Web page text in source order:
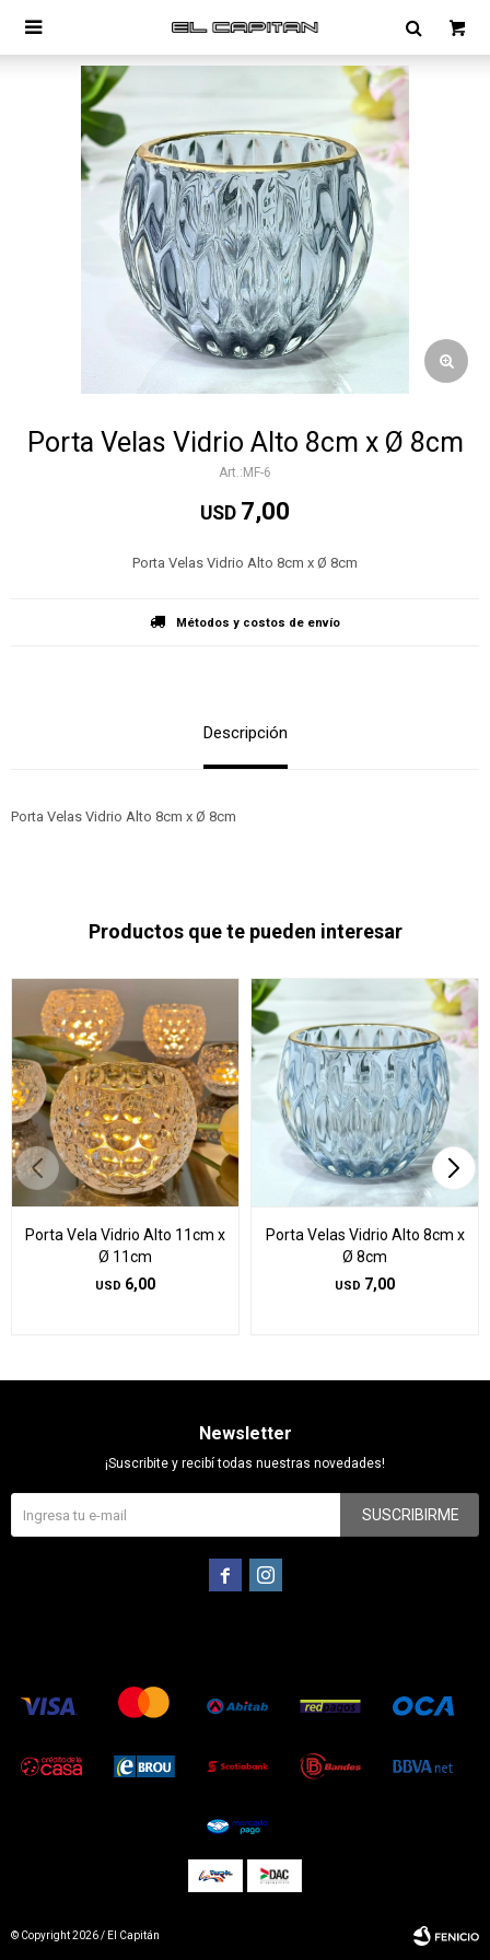

Porta Velas Vidrio Alto 8cm x Ø 8cm
MF-6
USD 7,00
Porta Velas Vidrio Alto 8cm x Ø 8cm
Métodos y costos de envío
Descripción
Porta Velas Vidrio Alto 8cm x Ø 8cm
Productos que te pueden interesar
Porta Vela Vidrio Alto 11cm x
Ø 11cm
USD 6,00
Porta Velas Vidrio Alto 8cm x
Ø 8cm
USD 7,00
Newsletter
¡Suscribite y recibí todas nuestras novedades!
SUSCRIBIRME
 
© Copyright 2026 / El Capitán